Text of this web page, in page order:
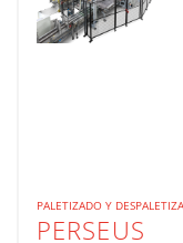
PALETIZADO Y
PERSEUS